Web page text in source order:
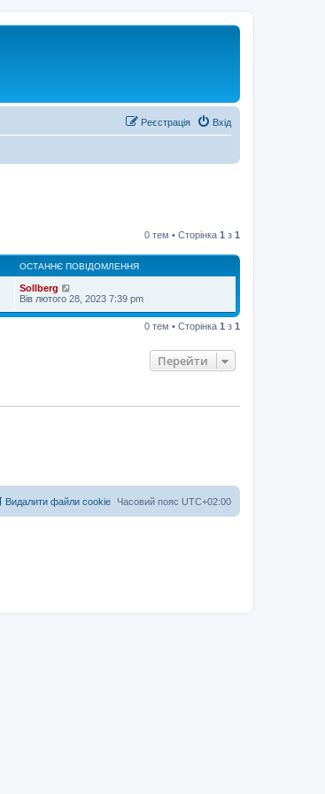
Вхід
Реєстрація
0 тем • Сторінка 1 з 1
ОСТАННЄ ПОВІДОМЛЕННЯ
Sollberg
Вів лютого 28, 2023 7:39 pm
0 тем • Сторінка 1 з 1
Перейти
Часовий пояс UTC+02:00
Видалити файли cookie